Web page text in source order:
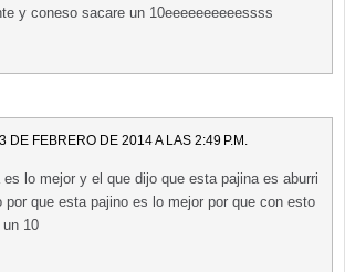
y coneso sacare un 10eeeeeeeeeessss
3 DE FEBRERO DE 2014 A LAS 2:49 P.M.
es lo mejor y el que dijo que esta pajina es aburri
por que esta pajino es lo mejor por que con esto
10